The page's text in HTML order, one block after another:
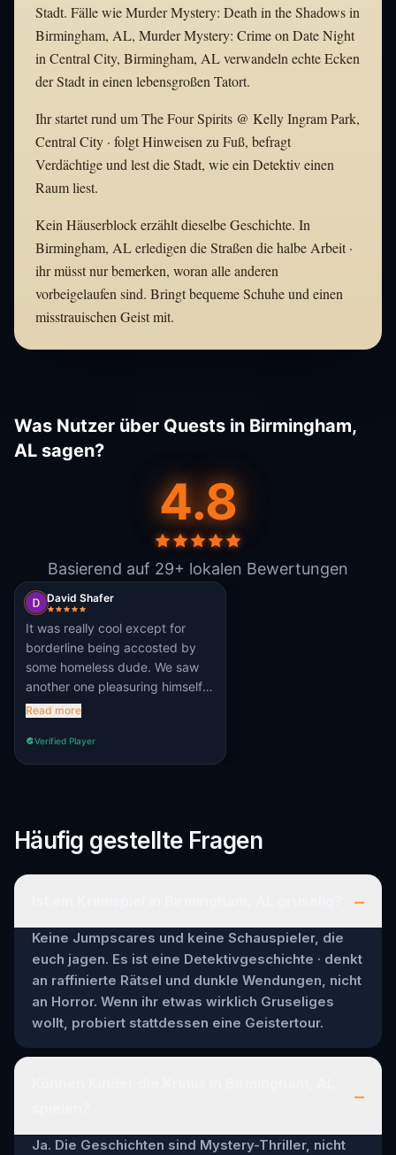
Stadt. Fälle wie Murder Mystery: Death in the Shadows in
Birmingham, AL, Murder Mystery: Crime on Date Night
in Central City, Birmingham, AL verwandeln echte Ecken
der Stadt in einen lebensgroßen Tatort.
Ihr startet rund um The Four Spirits @ Kelly Ingram Park,
Central City · folgt Hinweisen zu Fuß, befragt
Verdächtige und lest die Stadt, wie ein Detektiv einen
Raum liest.
Kein Häuserblock erzählt dieselbe Geschichte. In
Birmingham, AL erledigen die Straßen die halbe Arbeit ·
ihr müsst nur bemerken, woran alle anderen
vorbeigelaufen sind. Bringt bequeme Schuhe und einen
misstrauischen Geist mit.
Was Nutzer über Quests in Birmingham,
AL sagen?
4.8
Basierend auf 29+ lokalen Bewertungen
David Shafer
It was really cool except for
borderline being accosted by
some homeless dude. We saw
another one pleasuring himself
on the way too. Maybe just pick
time. Other than night it was
great.
Read more
Verified Player
Häufig gestellte Fragen
–
Keine Jumpscares und keine Schauspieler, die
euch jagen. Es ist eine Detektivgeschichte · denkt
an raffinierte Rätsel und dunkle Wendungen, nicht
an Horror. Wenn ihr etwas wirklich Gruseliges
wollt, probiert stattdessen eine Geistertour.
–
Ja. Die Geschichten sind Mystery-Thriller, nicht